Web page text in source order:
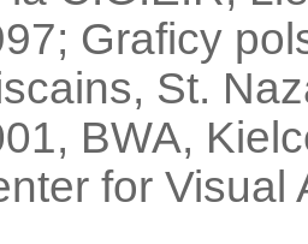
Graficy
St.
BWA,
for Visual